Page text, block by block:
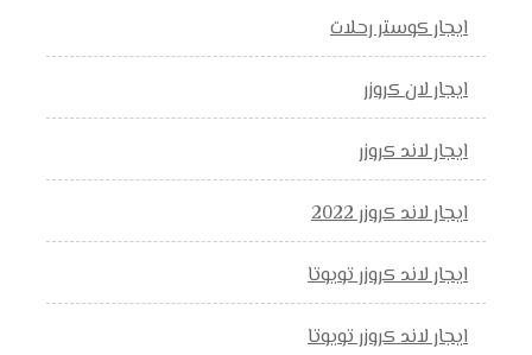
ايجار كوستر رحلات
ايجار لان كروزر
ايجار لاند كروزر
ايجار لاند كروزر 2022
ايجار لاند كروزر تويوتا
ايجار لاند كروزر تويوتا